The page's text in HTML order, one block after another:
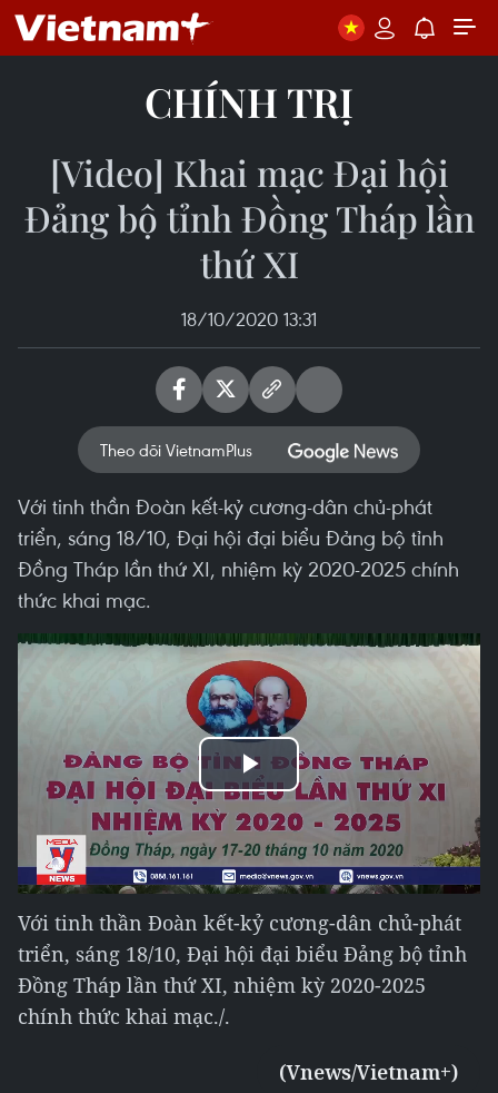
CHÍNH TRỊ
[Video] Khai mạc Đại hội
Đảng bộ tỉnh Đồng Tháp lần
thứ XI
18/10/2020 13:31
Theo dõi VietnamPlus
Với tinh thần Đoàn kết-kỷ cương-dân chủ-phát
triển, sáng 18/10, Đại hội đại biểu Đảng bộ tỉnh
Đồng Tháp lần thứ XI, nhiệm kỳ 2020-2025 chính
thức khai mạc.
Play
Video
Với tinh thần Đoàn kết-kỷ cương-dân chủ-phát
triển, sáng 18/10, Đại hội đại biểu Đảng bộ tỉnh
Đồng Tháp lần thứ XI, nhiệm kỳ 2020-2025
chính thức khai mạc./.
(Vnews/Vietnam+)